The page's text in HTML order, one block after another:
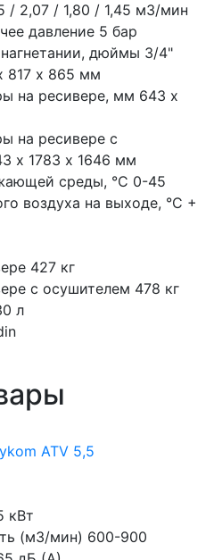
/ 2,07 / 1,80 / 1,45 м3/мин
давление 5 бар
дюймы 3/4"
817 х 865 мм
на ресивере, мм 643 х
на ресивере с
х 1783 х 1646 мм
среды, °C 0-45
воздуха на выходе, °C +
427 кг
с осушителем 478 кг
л
ATV 5,5
кВт
(м3/мин) 600-900